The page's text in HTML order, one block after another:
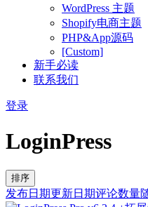
WordPress 主题
Shopify电商主题
PHP&App源码
[Custom]
新手必读
联系我们
登录
LoginPress
排序
发布日期更新日期评论数量